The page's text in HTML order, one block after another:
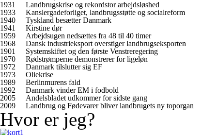
1931
Landbrugskrise og rekordstor arbejdsløshed
1933
Kanslergadeforliget, landbrugsstøtte og socialreform
1940
Tyskland besætter Danmark
1941
Kirstine dør
1959
Arbejdsugen nedsættes fra 48 til 40 timer
1968
Dansk industrieksport overstiger landbrugseksporten
1901
Systemskiftet og den første Venstreregering
1970
Rødstrømperne demonstrerer for ligeløn
1972
Danmark tilslutter sig EF
1973
Oliekrise
1989
Berlinmurens fald
1992
Danmark vinder EM i fodbold
2005
Andelsbladet udkommer for sidste gang
2009
Landbrug og Fødevarer bliver landbrugets ny toporgan
Hvor er jeg?